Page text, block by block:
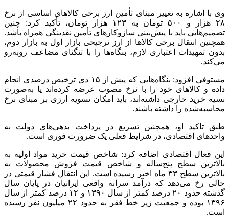
وی با اشاره به تغییر مبنای تأمین ارز برخی کالاهای اساسی از نرخ
۲۸ هزار و ۵۰۰ تومان به ۱۲۳ هزار تومان، تأکید کرد: چنین
تصمیم‌هایی باید با پیش‌بینی سازوکارهای تأمین نقدینگی همراه باشد.
همچنین انتقال برخی کالاها از ارز ترجیحی بازار اول به بازار دوم،
بدون تمهیدات اعتباری لازم، بنگاه‌ها را با تنگنای مضاعف روبه‌رو
می‌کند.
مستوفی افزود: بنگاه‌هایی که پیش از ۱۵ دی ترخیص درصدی انجام
داده و کالاهای خود را با نرخ مصوب عرضه کرده‌اند یا به‌صورت
نسیه خرید خارجی داشته‌اند، باید امکان تسویه ارزی بر مبنای نرخ
محاسبه‌شده را داشته باشند.
طبق تاکید او، همچنین تسریع در پرداخت بدهی‌های دولت به
واحدهای اقتصادی، در شرایط فعلی یک ضرورت فوری است.
این فعال اقتصادی اضافه کرد: شاخص قیمت خرید مواد اولیه به
بالاترین سطح پنج‌ساله و شاخص قیمت فروش محصولات به
بالاترین سطح ۳۳ ماه اخیر رسیده است. این انتقال فشار قیمتی در
حالی رخ می‌دهد که درآمد سرانه واقعی ایرانیان در پایان سال
گذشته حدود ۲۰ درصد کمتر از سال ۱۳۹۰ و ۱۲ درصد کمتر از سال
۱۳۹۶ بوده و جمعیت زیر خط فقر به حدود ۲۲ میلیون نفر رسیده
است.